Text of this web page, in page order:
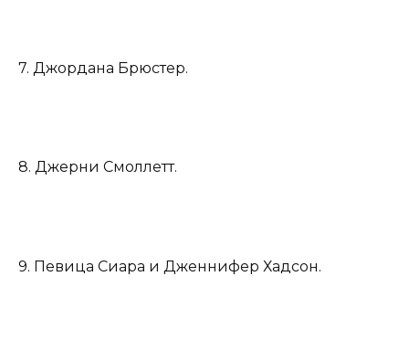
7. Джордана Брюстер.
8. Джерни Смоллетт.
9. Певица Сиара и Дженнифер Хадсон.